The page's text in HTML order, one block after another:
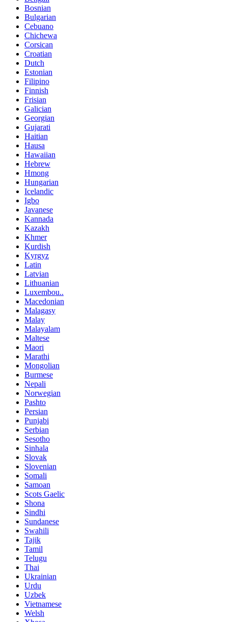
Bosnian
Bulgarian
Cebuano
Chichewa
Corsican
Croatian
Dutch
Estonian
Filipino
Finnish
Frisian
Galician
Georgian
Gujarati
Haitian
Hausa
Hawaiian
Hebrew
Hmong
Hungarian
Icelandic
Igbo
Javanese
Kannada
Kazakh
Khmer
Kurdish
Kyrgyz
Latin
Latvian
Lithuanian
Luxembou..
Macedonian
Malagasy
Malay
Malayalam
Maltese
Maori
Marathi
Mongolian
Burmese
Nepali
Norwegian
Pashto
Persian
Punjabi
Serbian
Sesotho
Sinhala
Slovak
Slovenian
Somali
Samoan
Scots Gaelic
Shona
Sindhi
Sundanese
Swahili
Tajik
Tamil
Telugu
Thai
Ukrainian
Urdu
Uzbek
Vietnamese
Welsh